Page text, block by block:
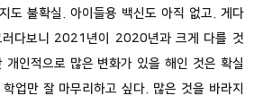
도 불확실. 아이들용 백신도 아직 없고. 게다
러다보니 2021년이 2020년과 크게 다를 것
개인적으로 많은 변화가 있을 해인 것은 확실
업만 잘 마무리하고 싶다. 많은 것을 바라지